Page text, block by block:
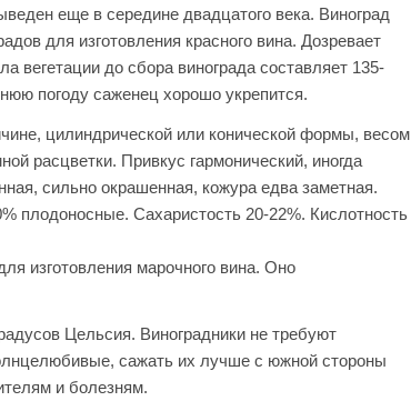
еще в середине двадцатого века. Виноград
для изготовления красного вина. Дозревает
вегетации до сбора винограда составляет 135-
погоду саженец хорошо укрепится.
цилиндрической или конической формы, весом
расцветки. Привкус гармонический, иногда
сильно окрашенная, кожура едва заметная.
плодоносные. Сахаристость 20-22%. Кислотность
изготовления марочного вина. Оно
Цельсия. Виноградники не требуют
сажать их лучше с южной стороны
и болезням.